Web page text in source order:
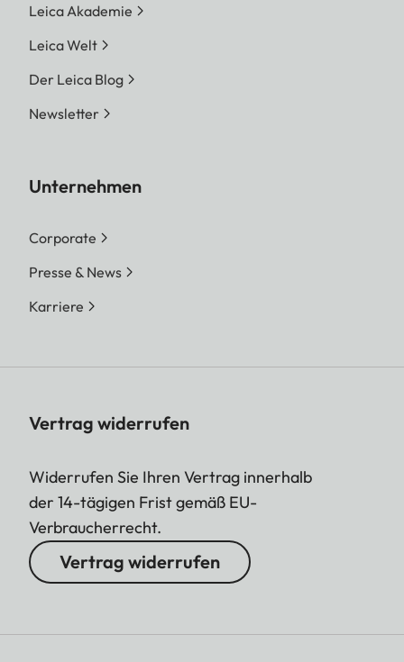
Leica Akademie
Leica Welt
Der Leica Blog
Newsletter
Unternehmen
Corporate
Presse & News
Karriere
Vertrag widerrufen
Widerrufen Sie Ihren Vertrag innerhalb
der 14-tägigen Frist gemäß EU-
Verbraucherrecht.
Vertrag widerrufen